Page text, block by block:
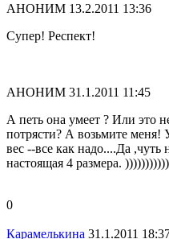
АНОНИМ 13.2.2011 13:36
Супер! Респект!
АНОНИМ 31.1.2011 11:45
А петь она умеет ? Или это
потрясти? А возьмите меня!
вес --все как надо....Да ,чуть
настоящая 4 размера.
0
Карамелькина 31.1.2011